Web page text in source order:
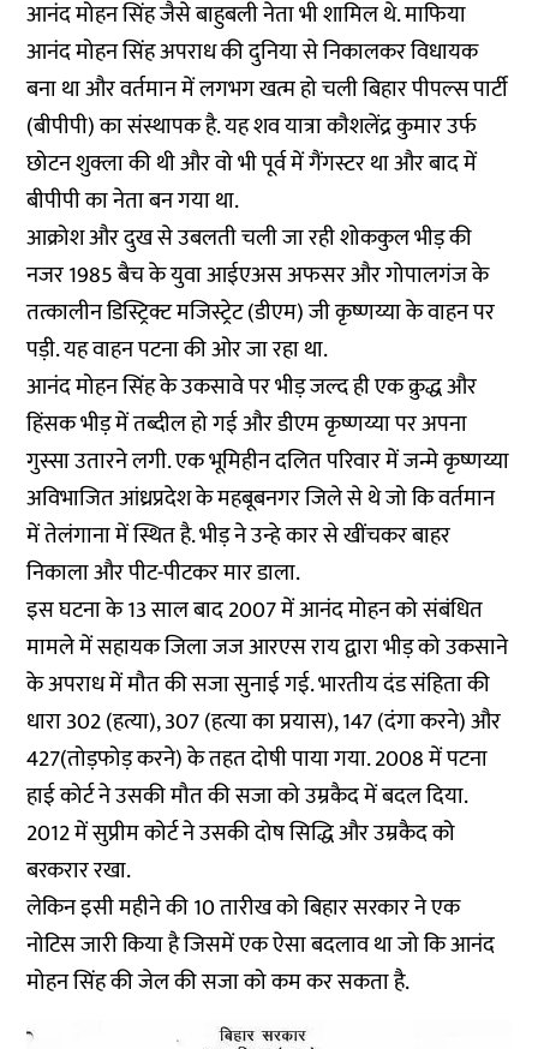
आनंद मोहन सिंह जैसे बाहुबली नेता भी शामिल थे. माफिया
आनंद मोहन सिंह अपराध की दुनिया से निकालकर विधायक
बना था और वर्तमान में लगभग खत्म हो चली बिहार पीपल्स पार्टी
(बीपीपी) का संस्थापक है. यह शव यात्रा कौशलेंद्र कुमार उर्फ
छोटन शुक्ला की थी और वो भी पूर्व में गैंगस्टर था और बाद में
बीपीपी का नेता बन गया था.
आक्रोश और दुख से उबलती चली जा रही शोककुल भीड़ की
नजर 1985 बैच के युवा आईएअस अफसर और गोपालगंज के
तत्कालीन डिस्ट्रिक्ट मजिस्ट्रेट (डीएम) जी कृष्णय्या के वाहन पर
पड़ी. यह वाहन पटना की ओर जा रहा था.
आनंद मोहन सिंह के उकसावे पर भीड़ जल्द ही एक क्रुद्ध और
हिंसक भीड़ में तब्दील हो गई और डीएम कृष्णय्या पर अपना
गुस्सा उतारने लगी. एक भूमिहीन दलित परिवार में जन्मे कृष्णय्या
अविभाजित आंध्रप्रदेश के महबूबनगर जिले से थे जो कि वर्तमान
में तेलंगाना में स्थित है. भीड़ ने उन्हे कार से खींचकर बाहर
निकाला और पीट-पीटकर मार डाला.
इस घटना के 13 साल बाद 2007 में आनंद मोहन को संबंधित
मामले में सहायक जिला जज आरएस राय द्वारा भीड़ को उकसाने
के अपराध में मौत की सजा सुनाई गई. भारतीय दंड संहिता की
धारा 302 (हत्या), 307 (हत्या का प्रयास), 147 (दंगा करने) और
427(तोड़फोड़ करने) के तहत दोषी पाया गया. 2008 में पटना
हाई कोर्ट ने उसकी मौत की सजा को उम्रकैद में बदल दिया.
2012 मेंसुप्रीम कोर्टने उसकी दोष सिद्धि और उम्रकैद को
बरकरार रखा.
लेकिन इसी महीने की 10 तारीख को बिहार सरकार ने एक
नोटिस जारी किया है जिसमें एक ऐसा बदलाव था जो कि आनंद
मोहन सिंह की जेल की सजा को कम कर सकता है.